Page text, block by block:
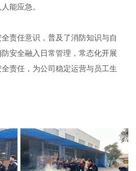
能应急。
责任意识，普及了消防知识与自
安全融入日常管理，常态化开展
责任，为公司稳定运营与员工生